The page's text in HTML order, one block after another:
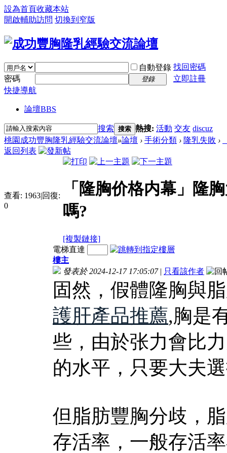
設為首頁收藏本站
開啟輔助訪問 切換到窄版
自動登錄 找回密碼
密碼
登錄
立即註冊
快捷導航
論壇BBS
搜索 搜索 熱搜: 活動 交友 discuz
桃園成功豐胸隆乳經驗交流論壇»論壇 › 手術分類 › 隆乳失敗 ›
返回列表
查看: 1963|回復:
0
「隆胸价格内幕」隆
嗎?
[複製鏈接]
電梯直達
樓主
發表於 2024-12-17 17:05:07 | 只看該作者
固然，假體隆胸與
護肝產品推薦,胸是
些，由於张力會比
的水平，只要大夫
但脂肪豐胸分歧，
存活率，一般存活